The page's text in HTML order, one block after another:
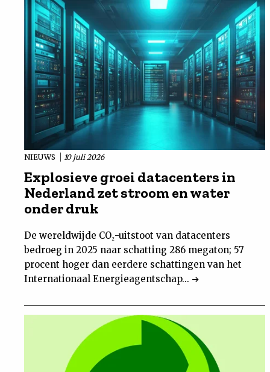
NIEUWS 10 juli 2026
Explosieve groei datacenters in
Nederland zet stroom en water
onder druk
De wereldwijde CO₂-uitstoot van datacenters
bedroeg in 2025 naar schatting 286 megaton; 57
procent hoger dan eerdere schattingen van het
Internationaal Energieagentschap...